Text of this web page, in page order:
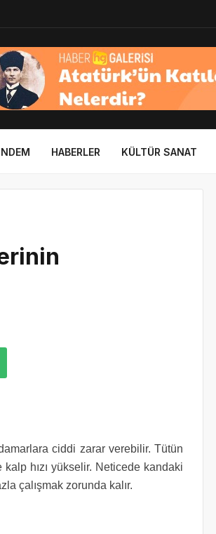
HABERLER KÜLTÜR SANAT
ciddi zarar verebilir. Tütün
hızı yükselir. Neticede kandaki
çalışmak zorunda kalır.